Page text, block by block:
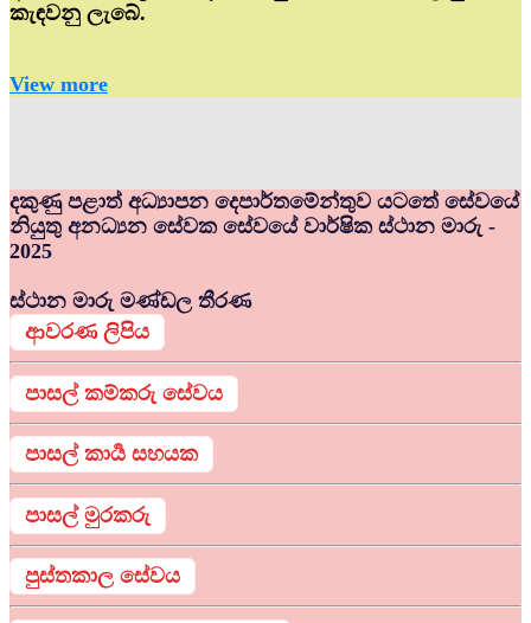
කැඳවනු ලැබේ.
View more
දකුණු පළාත් අධ්‍යාපන දෙපාර්තමේන්තුව යටතේ සේවයේ
නියුතු අනධ්‍යන සේවක සේවයේ වාර්ෂික ස්ථාන මාරු -
2025
ස්ථාන මාරු මණ්ඩල තීරණ
ආවරණ ලිපිය
පාසල් කම්කරු සේවය
පාසල් කාර්‍ය සහයක
පාසල් මුරකරු
පුස්තකාල සේවය